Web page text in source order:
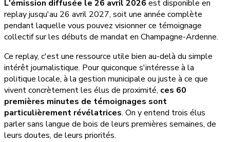
L'émission diffusée le 26 avril 2026 est disponible en
replay jusqu'au 26 avril 2027, soit une année complète
pendant laquelle vous pouvez visionner ce témoignage
collectif sur les débuts de mandat en Champagne-Ardenne.
Ce replay, c'est une ressource utile bien au-delà du simple
intérêt journalistique. Pour quiconque s'intéresse à la
politique locale, à la gestion municipale ou juste à ce que
vivent concrètement les élus de proximité, ces 60
premières minutes de témoignages sont
particulièrement révélatrices. On y entend trois élus
parler sans langue de bois de leurs premières semaines, de
leurs doutes, de leurs priorités.